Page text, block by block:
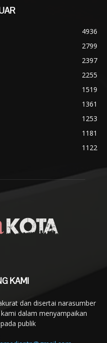
4936
2799
2397
2255
1519
1361
1253
1181
1122
KAMI
dan disertai narasumber
dalam menyampaikan
publik